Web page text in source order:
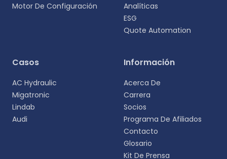
Selecciona tu idioma
más personalizada.
Motor De Configuración
Analíticas
ESG
Quote Automation
Casos
AC Hydraulic
Migatronic
Lindab
Audi
Información
Acerca De
Carrera
Socios
Programa De Afiliados
Contacto
Glosario
Kit De Prensa